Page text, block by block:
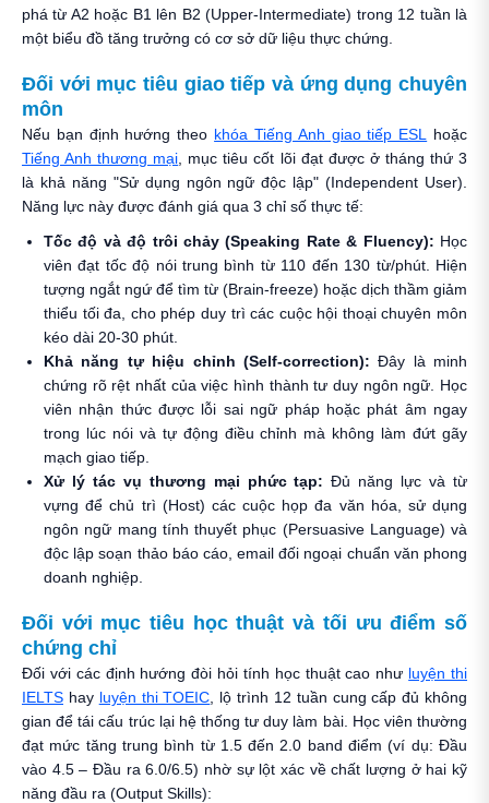
phá từ A2 hoặc B1 lên B2 (Upper-Intermediate) trong 12 tuần là
một biểu đồ tăng trưởng có cơ sở dữ liệu thực chứng.
Đối với mục tiêu giao tiếp và ứng dụng chuyên
môn
Nếu bạn định hướng theo khóa Tiếng Anh giao tiếp ESL
hoặc
Tiếng Anh thương mại , mục tiêu cốt lõi đạt được ở tháng thứ 3
là khả năng "Sử dụng ngôn ngữ độc lập" (Independent User).
Năng lực này được đánh giá qua 3 chỉ số thực tế:
Tốc độ và độ trôi chảy (Speaking Rate & Fluency): Học
viên đạt tốc độ nói trung bình từ 110 đến 130 từ/phút. Hiện
tượng ngắt ngứ để tìm từ (Brain-freeze) hoặc dịch thầm giảm
thiểu tối đa, cho phép duy trì các cuộc hội thoại chuyên môn
kéo dài 20-30 phút.
Khả năng tự hiệu chỉnh (Self-correction): Đây là minh
chứng rõ rệt nhất của việc hình thành tư duy ngôn ngữ. Học
viên nhận thức được lỗi sai ngữ pháp hoặc phát âm ngay
trong lúc nói và tự động điều chỉnh mà không làm đứt gãy
mạch giao tiếp.
Xử lý tác vụ thương mại phức tạp: Đủ năng lực và từ
vựng để chủ trì (Host) các cuộc họp đa văn hóa, sử dụng
ngôn ngữ mang tính thuyết phục (Persuasive Language) và
độc lập soạn thảo báo cáo, email đối ngoại chuẩn văn phong
doanh nghiệp.
Đối với mục tiêu học thuật và tối ưu điểm số
chứng chỉ
Đối với các định hướng đòi hỏi tính học thuật cao như luyện thi
IELTS hay luyện thi TOEIC , lộ trình 12 tuần cung cấp đủ không
gian để tái cấu trúc lại hệ thống tư duy làm bài. Học viên thường
đạt mức tăng trung bình từ 1.5 đến 2.0 band điểm (ví dụ: Đầu
vào 4.5 – Đầu ra 6.0/6.5) nhờ sự lột xác về chất lượng ở hai kỹ
năng đầu ra (Output Skills):